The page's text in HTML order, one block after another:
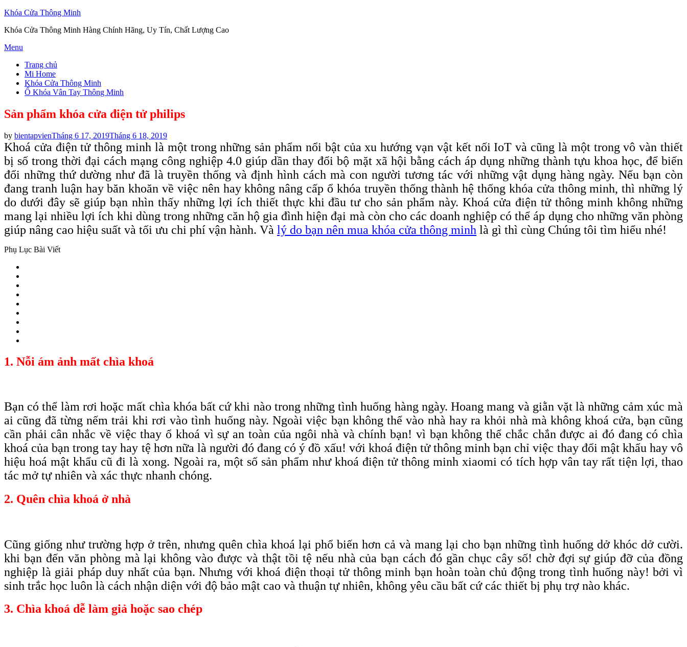
Khóa Cửa Thông Minh
Khóa Cửa Thông Minh Hàng Chính Hãng, Uy Tín, Chất Lượng Cao
Skip
content
Menu
Trang chủ
Mi Home
Khóa Cửa Thông Minh
Ổ Khóa Vân Tay Thông Minh
Sản phẩm khóa cửa điện tử philips
by bientapvienPosted
on
Tháng 6 17, 2019Tháng 6 18, 2019
Khoá cửa điện tử thông minh là một trong những sản phẩm nổi bật của xu hướng vạn vật kết nối IoT và cũng là một trong vô vàn thiết
bị số trong thời đại cách mạng công nghiệp 4.0 giúp dần thay đổi bộ mặt xã hội bằng cách áp dụng những thành tựu khoa học, để biến
đổi những thứ dường như đã là truyền thống và định hình cách mà con người tương tác với những vật dụng hàng ngày. Nếu bạn còn
đang tranh luận hay băn khoăn về việc nên hay không nâng cấp ổ khóa truyền thống thành hệ thống khóa cửa thông minh, thì những lý
do dưới đây sẽ giúp bạn nhìn thấy những lợi ích thiết thực khi đầu tư cho sản phẩm này. Khoá cửa điện tử thông minh không những
mang lại nhiều lợi ích khi dùng trong những căn hộ gia đình hiện đại mà còn cho các doanh nghiệp có thể áp dụng cho những văn phòng
giúp nâng cao hiệu suất và tối ưu chi phí vận hành. Và lý do bạn nên mua khóa cửa thông minh là gì thì cùng Chúng tôi tìm hiểu nhé!
Phụ Lục Bài Viết
1. Nỗi ám ảnh mất chìa khoá
Bạn có thể làm rơi hoặc mất chìa khóa bất cứ khi nào trong những tình huống hàng ngày. Hoang mang và giằn vặt là những cảm xúc mà
ai cũng đã từng nếm trải khi rơi vào tình huống này. Ngoài việc bạn không thể vào nhà hay ra khỏi nhà mà không khoá cửa, bạn cũng
cần phải cân nhắc về việc thay ổ khoá vì sự an toàn của ngôi nhà và chính bạn! vì bạn không thể chắc chắn được ai đó đang có chìa
khoá của bạn trong tay hay tệ hơn nữa là người đó đang có ý đồ xấu! với khoá điện tử thông minh bạn chỉ việc thay đổi mật khẩu hay vô
hiệu hoá mật khẩu cũ đi là xong. Ngoài ra, một số sản phẩm như khoá điện tử thông minh xiaomi có tích hợp vân tay rất tiện lợi, thao
tác mở tự nhiên và xác thực nhanh chóng.
2. Quên chìa khoá ở nhà
Cũng giống như trường hợp ở trên, nhưng quên chìa khoá lại phổ biến hơn cả và mang lại cho bạn những tình huống dở khóc dở cười.
khi bạn đến văn phòng mà lại không vào được và thật tồi tệ nếu nhà của bạn cách đó gần chục cây số! chờ đợi sự giúp đỡ của đồng
nghiệp là giải pháp duy nhất của bạn. Nhưng với khoá điện thoại tử thông minh bạn hoàn toàn chủ động trong tình huống này! bởi vì
sinh trắc học luôn là cách nhận diện với độ bảo mật cao và thuận tự nhiên, không yêu cầu bất cứ các thiết bị phụ trợ nào khác.
3. Chìa khoá dễ làm giả hoặc sao chép